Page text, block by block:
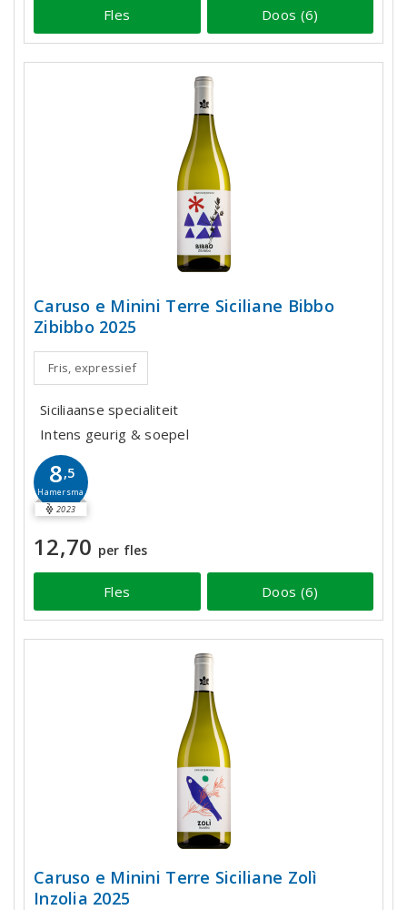
Fles Doos (6)
Caruso e Minini Terre Siciliane Bibbo
Zibibbo 2025
Fris, expressief
Siciliaanse specialiteit
Intens geurig & soepel
8,5
Hamersma
2023
12,70 per fles
Fles Doos (6)
Caruso e Minini Terre Siciliane Zolì
Inzolia 2025